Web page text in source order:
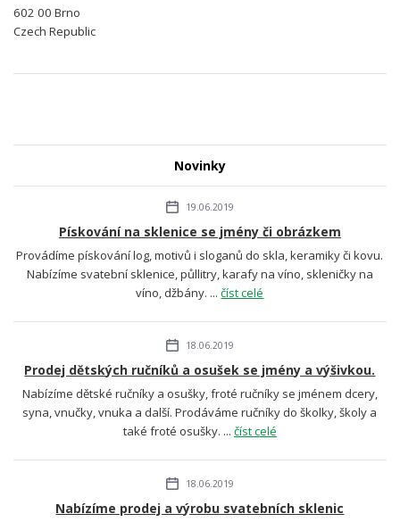
Novinky
19.06.2019
Pískování na sklenice se jmény či obrázkem
Provádíme pískování log, motivů i sloganů do skla, keramiky či kovu.
Nabízíme svatební sklenice, půllitry, karafy na víno, skleničky na
víno, džbány. ...číst celé
18.06.2019
Prodej dětských ručníků a osušek se jmény a výšivkou.
Nabízíme dětské ručníky a osušky, froté ručníky se jménem dcery,
syna, vnučky, vnuka a další. Prodáváme ručníky do školky, školy a
také froté osušky. ... číst celé
18.06.2019
Nabízíme prodej a výrobu svatebních sklenic
602 00 Brno
Czech Republic